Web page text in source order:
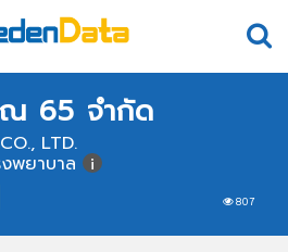
65 จำกัด
LTD.
807
พยาบาล